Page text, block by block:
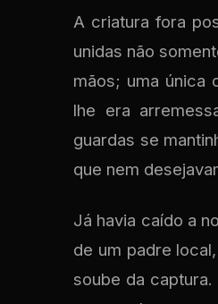
A criatura fora
unidas não
mãos; uma única
lhe era
guardas se
que nem
Já havia caído a
de um padre
soube da captura.